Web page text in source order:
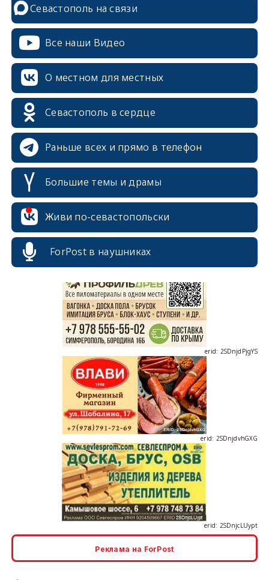
Севастополь на связи
Все наши Видео
О местном для местных
Севастополь в сердце
Раньше всех и прямо в телефон
Большие темы и драмы
Живи по-севастопольски
ForPost в наушниках
erid: 2SDnjdPjgYS
erid: 2SDnjdvhGXG
erid: 2SDnjcrDNw6
Реклама на ForPost